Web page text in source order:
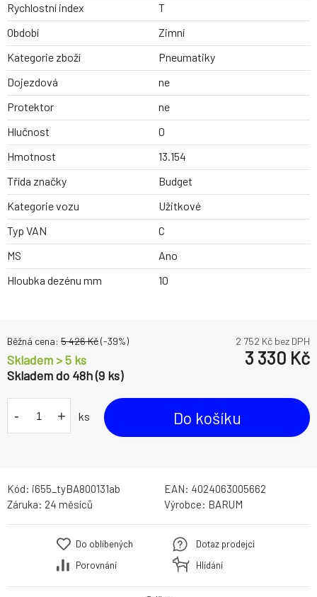
Rychlostní index
T
Období
Zimní
Kategorie zboží
Pneumatiky
Dojezdová
ne
Protektor
ne
Hlučnost
0
Hmotnost
13.154
Třída značky
Budget
Kategorie vozu
Užitkové
Typ VAN
C
MS
Ano
Hloubka dezénu mm
10
Běžná cena: 5 426Kč(-39%) 2 752 Kč bez DPH
Skladem > 5 ks
Skladem do 48h (9 ks)
3 330 Kč
- + ks Do košíku
Kód: i655_tyBA800131ab EAN: 4024063005662
Záruka: 24 měsíců Výrobce: BARUM
Do oblíbených
Porovnání
Dotaz prodejci
Hlídání